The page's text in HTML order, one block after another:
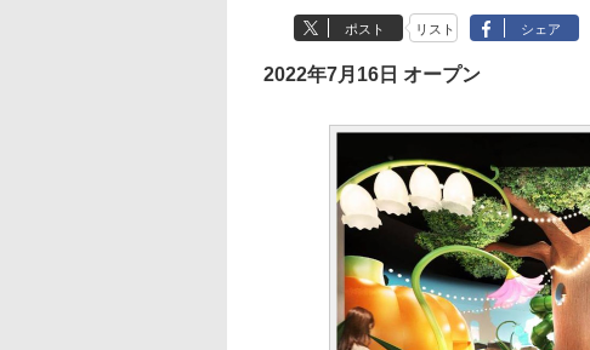
ポスト リスト シェア
2022年7月16日 オープン